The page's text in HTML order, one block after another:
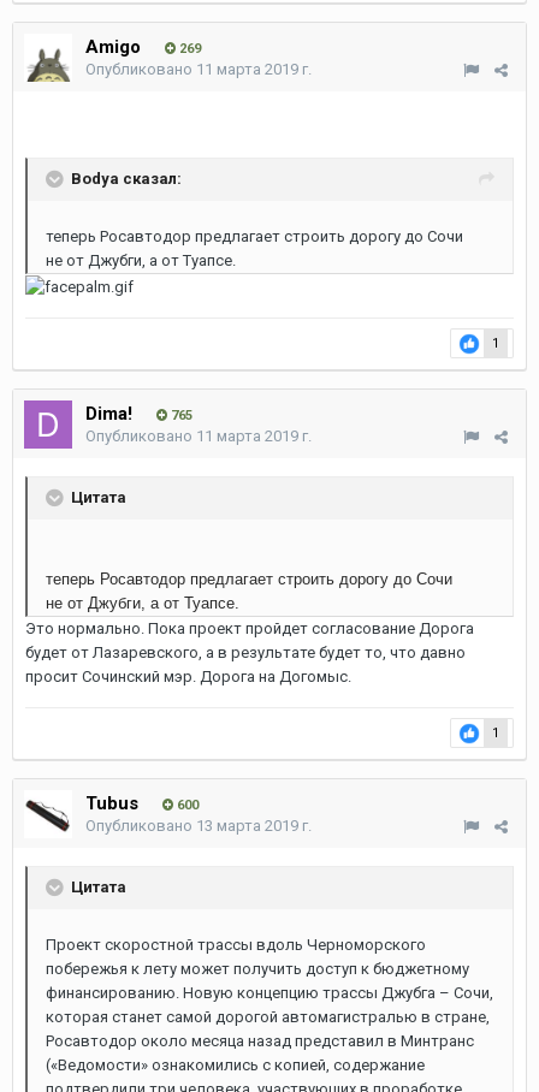
Amigo 269
Опубликовано 11 марта 2019 г.
Bodya сказал:
теперь Росавтодор предлагает строить дорогу до Сочи
не от Джубги, а от Туапсе.
1
Dima! 765
Опубликовано 11 марта 2019 г.
Цитата
теперь Росавтодор предлагает строить дорогу до Сочи
не от Джубги, а от Туапсе.
Это нормально. Пока проект пройдет согласование Дорога
будет от Лазаревского, а в результате будет то, что давно
просит Сочинский мэр. Дорога на Догомыс.
1
Tubus 600
Опубликовано 13 марта 2019 г.
Цитата
Проект скоростной трассы вдоль Черноморского
побережья к лету может получить доступ к бюджетному
финансированию. Новую концепцию трассы Джубга – Сочи,
которая станет самой дорогой автомагистралью в стране,
Росавтодор около месяца назад представил в Минтранс
(«Ведомости» ознакомились с копией, содержание